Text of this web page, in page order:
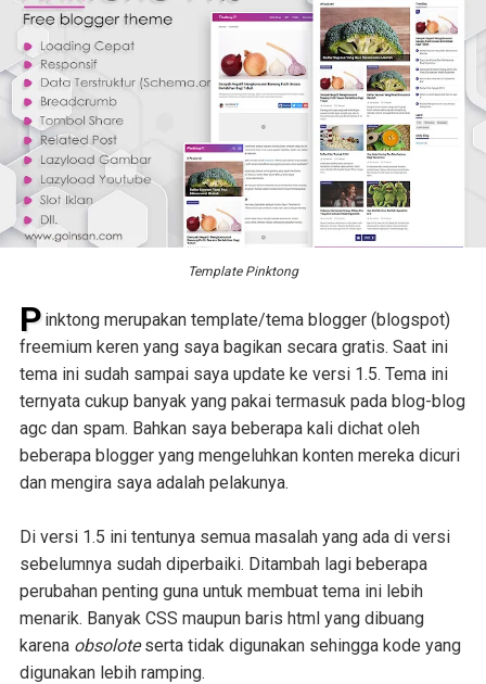
Template Pinktong
P inktong merupakan template/tema blogger (blogspot)
freemium keren yang saya bagikan secara gratis. Saat ini
tema ini sudah sampai saya update ke versi 1.5. Tema ini
ternyata cukup banyak yang pakai termasuk pada blog-blog
agc dan spam. Bahkan saya beberapa kali dichat oleh
beberapa blogger yang mengeluhkan konten mereka dicuri
dan mengira saya adalah pelakunya.
Di versi 1.5 ini tentunya semua masalah yang ada di versi
sebelumnya sudah diperbaiki. Ditambah lagi beberapa
perubahan penting guna untuk membuat tema ini lebih
menarik. Banyak CSS maupun baris html yang dibuang
karena obsoloteserta tidak digunakan sehingga kode yang
digunakan lebih ramping.